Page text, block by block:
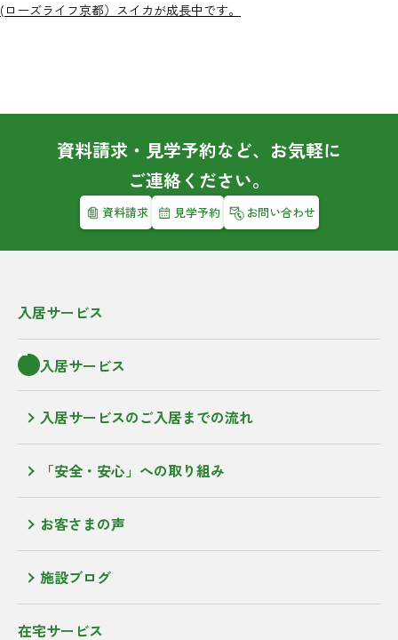
(ローズライフ京都）スイカが成長中です。
資料請求・見学予約など、お気軽に
ご連絡ください。
資料請求 見学予約 お問い合わせ
入居サービス
入居サービス
入居サービスのご入居までの流れ
「安全・安心」への取り組み
お客さまの声
施設ブログ
在宅サービス